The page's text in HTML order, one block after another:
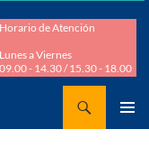
Horario de Atención
Lunes a Viernes
09.00 - 14.30 / 15.30 - 18.00